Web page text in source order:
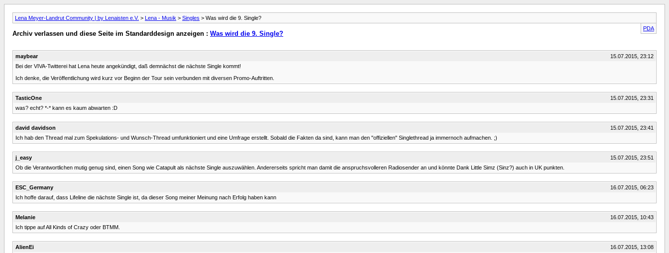
Lena Meyer-Landrut Community | by Lenaisten e.V. > Lena - Musik > Singles > Was wird die 9. Single?
PDA
Archiv verlassen und diese Seite im Standarddesign anzeigen : Was wird die 9. Single?
maybear
15.07.2015, 23:12
Bei der VIVA-Twitterei hat Lena heute angekündigt, daß demnächst die nächste Single kommt!
Ich denke, die Veröffentlichung wird kurz vor Beginn der Tour sein verbunden mit diversen Promo-Auftritten.
TasticOne
15.07.2015, 23:31
was? echt? *-* kann es kaum abwarten :D
david davidson
15.07.2015, 23:41
Ich hab den Thread mal zum Spekulations- und Wunsch-Thread umfunktioniert und eine Umfrage erstellt. Sobald die Fakten da sind, kann man den "offiziellen" Singlethread ja immernoch aufmachen. ;)
j_easy
15.07.2015, 23:51
Ob die Verantwortlichen mutig genug sind, einen Song wie Catapult als nächste Single auszuwählen. Andererseits spricht man damit die anspruchsvolleren Radiosender an und könnte Dank Little Simz (Sinz?) auch in UK punkten.
ESC_Germany
16.07.2015, 06:23
Ich hoffe darauf, dass Lifeline die nächste Single ist, da dieser Song meiner Meinung nach Erfolg haben kann
Melanie
16.07.2015, 10:43
Ich tippe auf All Kinds of Crazy oder BTMM.
AlienEi
16.07.2015, 13:08